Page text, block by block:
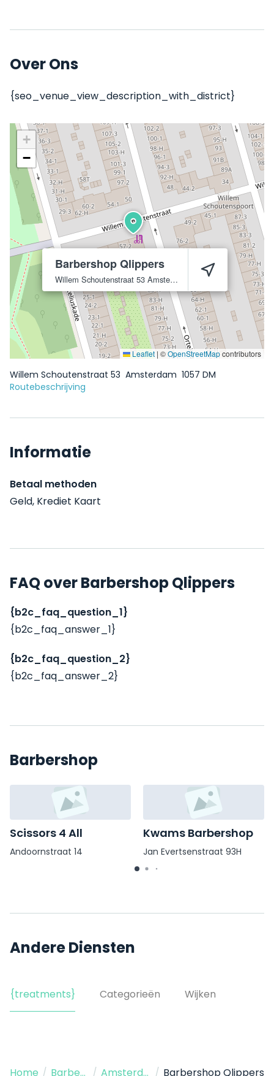
Over Ons
{seo_venue_view_description_with_district}
Barbershop Qlippers
Willem Schoutenstraat 53 Amsterdam 1057 DM
+
−
Leaflet | ©OpenStreetMapcontributors
Willem Schoutenstraat 53 Amsterdam 1057 DM
Routebeschrijving
Informatie
Betaal methoden
Geld, Krediet Kaart
FAQ over Barbershop Qlippers
{b2c_faq_question_1}
{b2c_faq_answer_1}
{b2c_faq_question_2}
{b2c_faq_answer_2}
Barbershop
Scissors 4 All
Andoornstraat 14
Kwams Barbershop
Jan Evertsenstraat 93H
Andere Diensten
{treatments} Categorieën Wijken
Home / Barbershop / Amsterdam / Barbershop Qlippers